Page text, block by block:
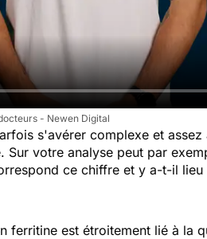
- Newen Digital
s'avérer complexe et
votre analyse peut par
ce chiffre et y a-t-il lieu
ferritine est étroitement lié à la